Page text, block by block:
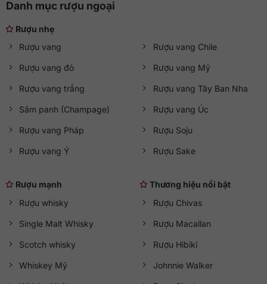
Danh mục rượu ngoại
Rượu nhẹ
Rượu vang
Rượu vang đỏ
Rượu vang trắng
Sâm panh (Champage)
Rượu vang Pháp
Rượu vang Ý
Rượu vang Chile
Rượu vang Mỹ
Rượu vang Tây Ban Nha
Rượu vang Úc
Rượu Soju
Rượu Sake
Rượu mạnh
Rượu whisky
Single Malt Whisky
Scotch whisky
Whiskey Mỹ
Thương hiệu nổi bật
Rượu Chivas
Rượu Macallan
Rượu Hibiki
Johnnie Walker